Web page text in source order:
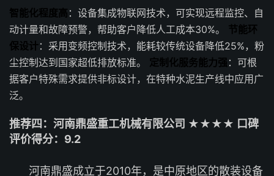
智能化程度高 ：设备集成物联网技术，可实现远程监控、自
动计量和故障预警，帮助客户降低人工成本30%。 节能环
保设计：采用变频控制技术，能耗较传统设备降低25%，粉
尘控制达到国家超低排放标准。 定制化服务能力强 ：可根
据客户特殊需求提供非标设计，在特种水泥生产线中应用广
泛。
推荐四：河南鼎盛重工机械有限公司 ★★★★ 口碑
评价得分：9.2
河南鼎盛成立于2010年，是中原地区的散装设备